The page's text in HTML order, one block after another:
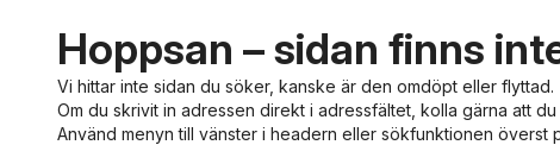
Hoppsan – sidan finns
Vi hittar inte sidan du söker, kanske är den omdöpt eller flyttad.
Om du skrivit in adressen direkt i adressfältet, kolla gärna att du
Använd menyn till vänster i headern eller sökfunktionen överst